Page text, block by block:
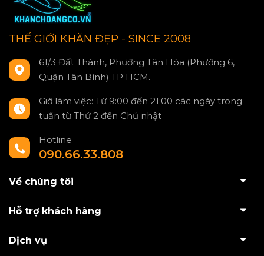
THẾ GIỚI KHĂN ĐẸP - SINCE 2008
61/3 Đất Thánh, Phường Tân Hòa (Phường 6,
Quận Tân Bình) TP HCM.
Giờ làm việc: Từ 9:00 đến 21:00 các ngày trong
tuần từ Thứ 2 đến Chủ nhật
Hotline
090.66.33.808
Về chúng tôi
Hỗ trợ khách hàng
Dịch vụ